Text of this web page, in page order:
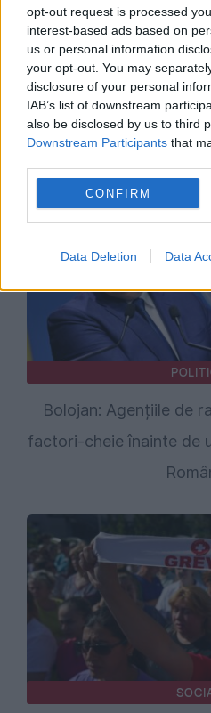
opt-out request is processed
interest-based ads based on
us or personal information
your opt-out. You may
disclosure of your personal
IAB’s list of downstream
also be disclosed by us to third
Downstream Participants that
CONFIRM
Data Deletion Data
PSD cere activarea
de urgență pentru
menținerea centralelor
adresa lui
Bolojan: Agențiile de
factori-cheie înainte de